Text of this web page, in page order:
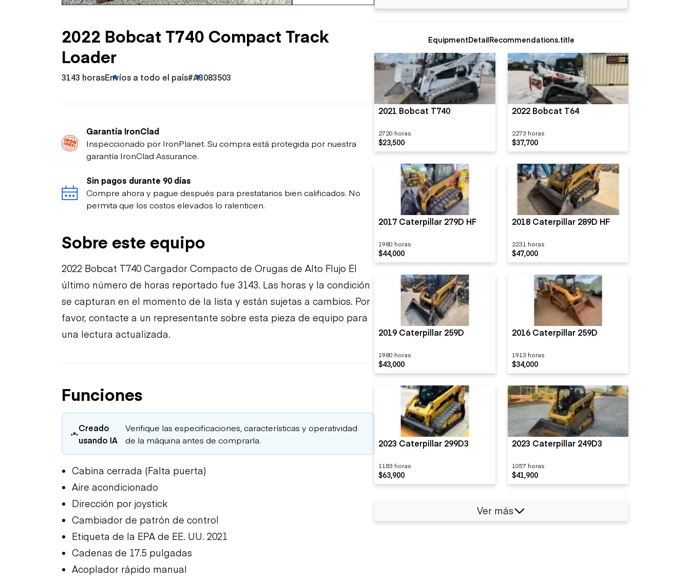
Minicargadoras
Omitir cargadores
Trailers
Remolques de troncos
2022 Bobcat T740 Compact Track
Loader
3143 horasEnvíos a todo el país#A3083503
Garantía IronClad
Inspeccionado por IronPlanet. Su compra está protegida por nuestra
garantía IronClad Assurance.
Sin pagos durante 90 días
Compre ahora y pague después para prestatarios bien calificados. No
permita que los costos elevados lo ralenticen.
Sobre este equipo
2022 Bobcat T740 Cargador Compacto de Orugas de Alto Flujo El
último número de horas reportado fue 3143. Las horas y la condición
se capturan en el momento de la lista y están sujetas a cambios. Por
favor, contacte a un representante sobre esta pieza de equipo para
una lectura actualizada.
Funciones
Creado
usando IA
Verifique las especificaciones, características y operatividad
de la máquina antes de comprarla.
Cabina cerrada (Falta puerta)
Aire acondicionado
Dirección por joystick
Cambiador de patrón de control
Etiqueta de la EPA de EE. UU. 2021
Cadenas de 17.5 pulgadas
Acoplador rápido manual
EquipmentDetailRecommendations.title
2021 Bobcat T740
2720 horas
$23,500
2022 Bobcat T64
2273 horas
$37,700
2017 Caterpillar 279D HF
1980 horas
$44,000
2018 Caterpillar 289D HF
2231 horas
$47,000
2019 Caterpillar 259D
1980 horas
$43,000
2016 Caterpillar 259D
1913 horas
$34,000
2023 Caterpillar 299D3
1183 horas
$63,900
2023 Caterpillar 249D3
1057 horas
$41,900
Ver más